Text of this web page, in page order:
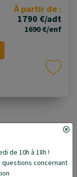
de 10h à 18h !
questions concernant
À partir de :
1790 €/adt
1690 €/enf